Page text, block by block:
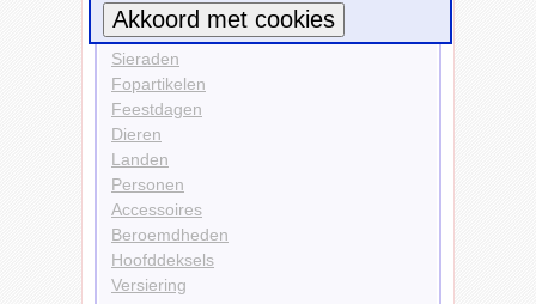
Kleding
Sieraden
Fopartikelen
Feestdagen
Dieren
Landen
Personen
Accessoires
Beroemdheden
Hoofddeksels
Versiering
Meer informatie